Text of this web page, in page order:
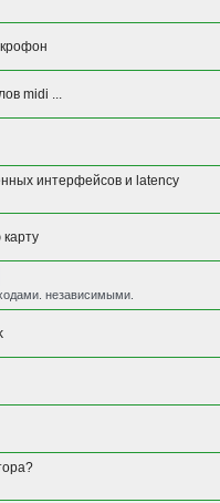
midi ...
интерфейсов и latency
независимыми.